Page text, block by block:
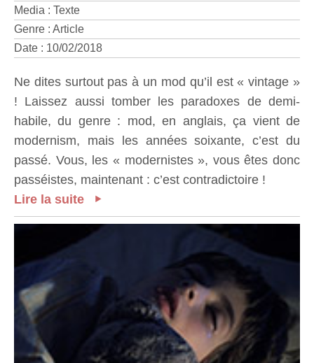
Media : Texte
Genre : Article
Date : 10/02/2018
Ne dites surtout pas à un mod qu’il est « vintage »
! Laissez aussi tomber les paradoxes de demi-
habile, du genre : mod, en anglais, ça vient de
modernism, mais les années soixante, c’est du
passé. Vous, les « modernistes », vous êtes donc
passéistes, maintenant : c’est contradictoire !
Lire la suite